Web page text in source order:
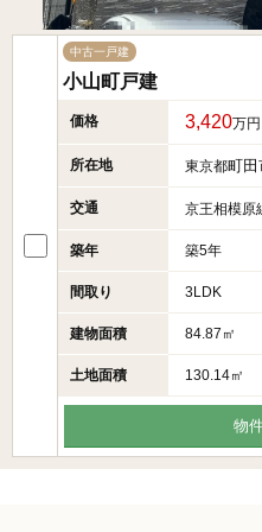
中古一戸建
小山町戸建
価格 3,420万円
所在地 東京都町田
交通 京王相模原
築年 築5年
間取り 3LDK
建物面積 84.87㎡
土地面積 130.14㎡
物